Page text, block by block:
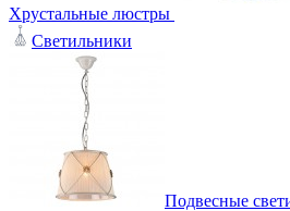
Хрустальные люстры
Светильники
Подвесные